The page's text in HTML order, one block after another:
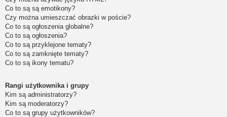
Co to są są emotikony?
Czy można umieszczać obrazki w poście?
Co to są ogłoszenia globalne?
Co to są ogłoszenia?
Co to są przyklejone tematy?
Co to są zamknięte tematy?
Co to są ikony tematu?
Rangi użytkownika i grupy
Kim są administratorzy?
Kim są moderatorzy?
Co to są grupy użytkowników?